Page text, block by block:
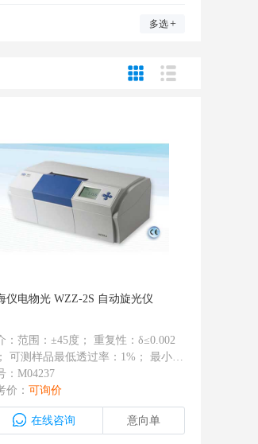
多选+
仪电物光 WZZ-2S 自动旋光仪
：范围：±45度； 重复性：δ≤0.002
可测样品最低透过率：1%； 最小读
：0.001度； 有RS232接口；保存三
测数据并计算平均值； 发光二级管
光片代替钠光灯，寿命达20000小时
。
：M04237
价： 可询价
在线咨询 意向单